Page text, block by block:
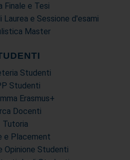
loro servizi.
Finale e Tesi
Laurea e Sessione d'esami
Master
Studenti
Studenti
Erasmus+
Docenti
Tutoria
e Placement
Opinione Studenti